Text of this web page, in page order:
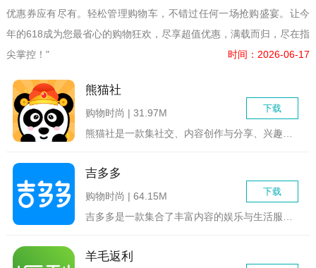
优惠券应有尽有。轻松管理购物车，不错过任何一场抢购盛宴。让今
年的618成为您最省心的购物狂欢，尽享超值优惠，满载而归，尽在指
尖掌控！"
时间：2026-06-17
熊猫社
下载
购物时尚 | 31.97M
熊猫社是一款集社交、内容创作与分享、兴趣交流于一体的多元化社...
吉多多
下载
购物时尚 | 64.15M
吉多多是一款集合了丰富内容的娱乐与生活服务软件，旨在为用户提...
羊毛返利